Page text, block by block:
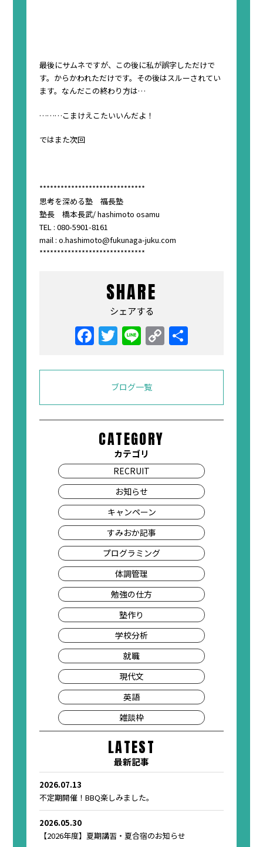
最後にサムネですが、この後に私が誤字しただけで
す。からかわれただけです。その後はスルーされてい
ます。なんだこの終わり方は…
………こまけえこたいいんだよ！
ではまた次回
******************************
思考を深める塾 福長塾
塾長 橋本長武/ hashimoto osamu
TEL : 080-5901-8161
mail : o.hashimoto@fukunaga-juku.com
******************************
SHARE
シェアする
Facebook
Twitter
LineCopy
Link
ブログ一覧
CATEGORY
カテゴリ
RECRUIT
お知らせ
キャンペーン
すみおか記事
プログラミング
体調管理
勉強の仕方
塾作り
学校分析
就職
現代文
英語
雑談枠
LATEST
最新記事
2026.07.13
不定期開催！BBQ楽しみました。
2026.05.30
【2026年度】夏期講習・夏合宿のお知らせ